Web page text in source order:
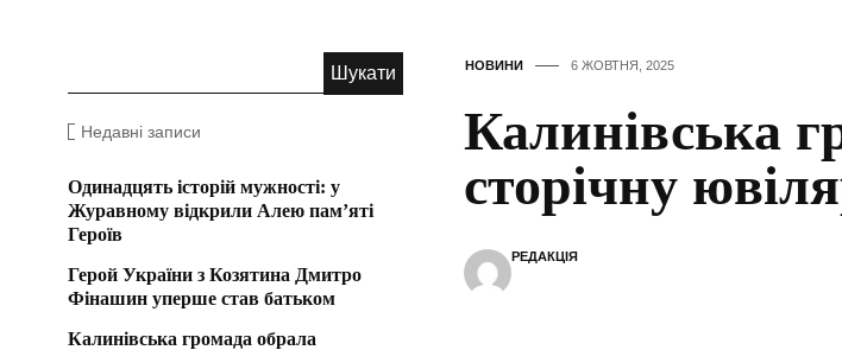
НОВИНИ 6 ЖОВТНЯ, 2025
Калинівська
сторічну
РЕДАКЦІЯ
Недавні записи
Одинадцять історій мужності: у
Журавному відкрили Алею пам’яті
Героїв
Герой України з Козятина Дмитро
Фінашин уперше став батьком
Калинівська громада обрала